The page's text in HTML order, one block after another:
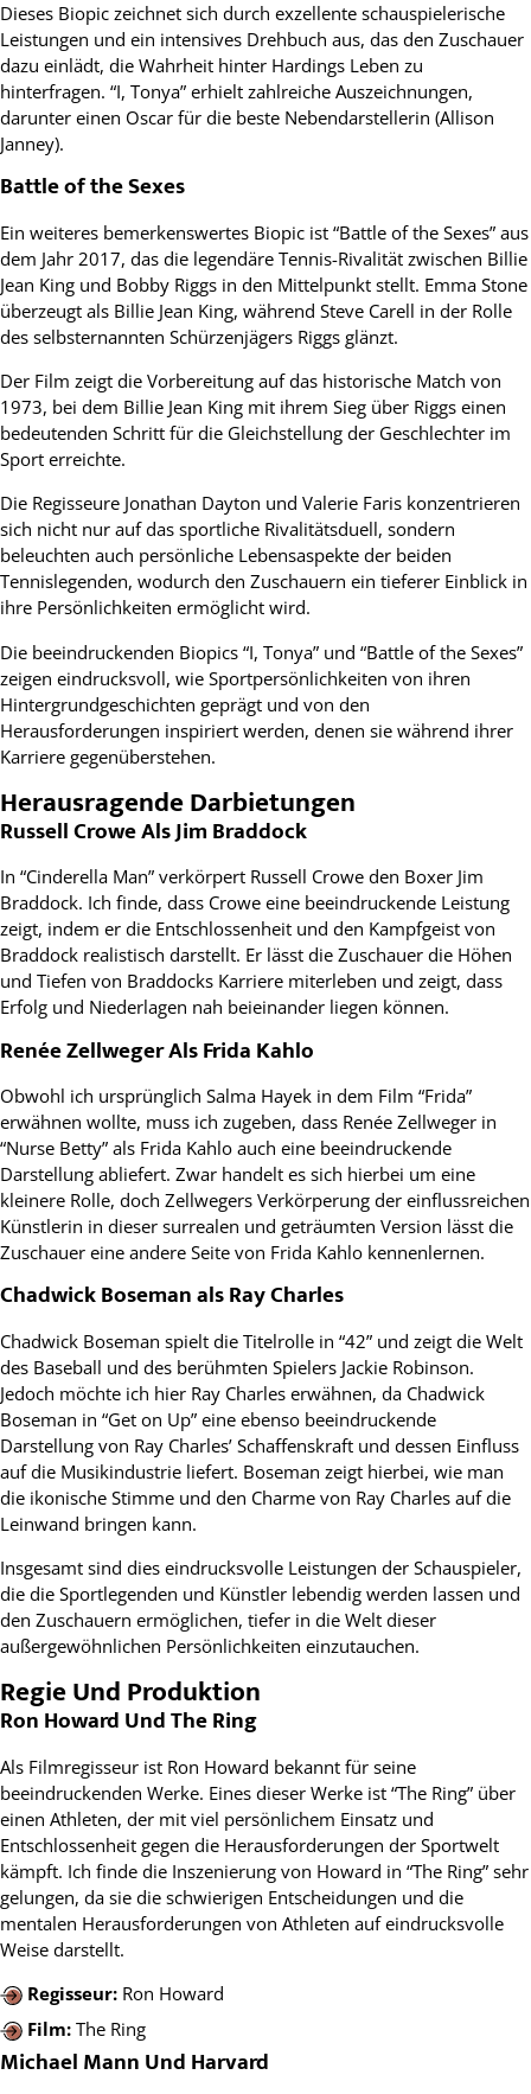
Dieses Biopic zeichnet sich durch exzellente schauspielerische
Leistungen und ein intensives Drehbuch aus, das den Zuschauer
dazu einlädt, die Wahrheit hinter Hardings Leben zu
hinterfragen. “I, Tonya” erhielt zahlreiche Auszeichnungen,
darunter einen Oscar für die beste Nebendarstellerin (Allison
Janney).
Battle of the Sexes
Ein weiteres bemerkenswertes Biopic ist “Battle of the Sexes” aus
dem Jahr 2017, das die legendäre Tennis-Rivalität zwischen Billie
Jean King und Bobby Riggs in den Mittelpunkt stellt. Emma Stone
überzeugt als Billie Jean King, während Steve Carell in der Rolle
des selbsternannten Schürzenjägers Riggs glänzt.
Der Film zeigt die Vorbereitung auf das historische Match von
1973, bei dem Billie Jean King mit ihrem Sieg über Riggs einen
bedeutenden Schritt für die Gleichstellung der Geschlechter im
Sport erreichte.
Die Regisseure Jonathan Dayton und Valerie Faris konzentrieren
sich nicht nur auf das sportliche Rivalitätsduell, sondern
beleuchten auch persönliche Lebensaspekte der beiden
Tennislegenden, wodurch den Zuschauern ein tieferer Einblick in
ihre Persönlichkeiten ermöglicht wird.
Die beeindruckenden Biopics “I, Tonya” und “Battle of the Sexes”
zeigen eindrucksvoll, wie Sportpersönlichkeiten von ihren
Hintergrundgeschichten geprägt und von den
Herausforderungen inspiriert werden, denen sie während ihrer
Karriere gegenüberstehen.
Herausragende Darbietungen
Russell Crowe Als Jim Braddock
In “Cinderella Man” verkörpert Russell Crowe den Boxer Jim
Braddock. Ich finde, dass Crowe eine beeindruckende Leistung
zeigt, indem er die Entschlossenheit und den Kampfgeist von
Braddock realistisch darstellt. Er lässt die Zuschauer die Höhen
und Tiefen von Braddocks Karriere miterleben und zeigt, dass
Erfolg und Niederlagen nah beieinander liegen können.
Renée Zellweger Als Frida Kahlo
Obwohl ich ursprünglich Salma Hayek in dem Film “Frida”
erwähnen wollte, muss ich zugeben, dass Renée Zellweger in
“Nurse Betty” als Frida Kahlo auch eine beeindruckende
Darstellung abliefert. Zwar handelt es sich hierbei um eine
kleinere Rolle, doch Zellwegers Verkörperung der einflussreichen
Künstlerin in dieser surrealen und geträumten Version lässt die
Zuschauer eine andere Seite von Frida Kahlo kennenlernen.
Chadwick Boseman als Ray Charles
Chadwick Boseman spielt die Titelrolle in “42” und zeigt die Welt
des Baseball und des berühmten Spielers Jackie Robinson.
Jedoch möchte ich hier Ray Charles erwähnen, da Chadwick
Boseman in “Get on Up” eine ebenso beeindruckende
Darstellung von Ray Charles’ Schaffenskraft und dessen Einfluss
auf die Musikindustrie liefert. Boseman zeigt hierbei, wie man
die ikonische Stimme und den Charme von Ray Charles auf die
Leinwand bringen kann.
Insgesamt sind dies eindrucksvolle Leistungen der Schauspieler,
die die Sportlegenden und Künstler lebendig werden lassen und
den Zuschauern ermöglichen, tiefer in die Welt dieser
außergewöhnlichen Persönlichkeiten einzutauchen.
Regie Und Produktion
Ron Howard Und The Ring
Als Filmregisseur ist Ron Howard bekannt für seine
beeindruckenden Werke. Eines dieser Werke ist “The Ring” über
einen Athleten, der mit viel persönlichem Einsatz und
Entschlossenheit gegen die Herausforderungen der Sportwelt
kämpft. Ich finde die Inszenierung von Howard in “The Ring” sehr
gelungen, da sie die schwierigen Entscheidungen und die
mentalen Herausforderungen von Athleten auf eindrucksvolle
Weise darstellt.
Regisseur:Ron Howard
Film:The Ring
Michael Mann Und Harvard